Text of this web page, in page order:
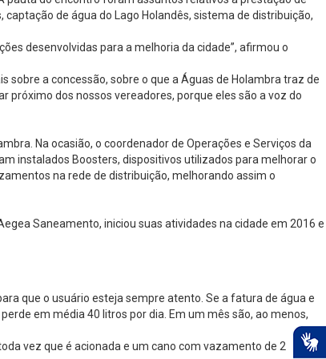
de água do Lago Holandês, sistema de distribuição,
desenvolvidas para a melhoria da cidade”, afirmou o
sobre a concessão, sobre o que a Águas de Holambra traz de
próximo dos nossos vereadores, porque eles são a voz do
Na ocasião, o coordenador de Operações e Serviços da
instalados Boosters, dispositivos utilizados para melhorar o
na rede de distribuição, melhorando assim o
Saneamento, iniciou suas atividades na cidade em 2016 e
que o usuário esteja sempre atento. Se a fatura de água e
em média 40 litros por dia. Em um mês são, ao menos,
vez que é acionada e um cano com vazamento de 2